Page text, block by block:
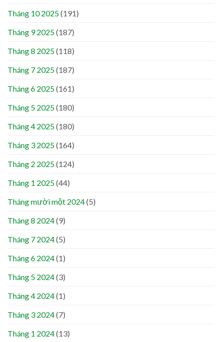
Tháng 10 2025(191)
Tháng 9 2025(187)
Tháng 8 2025(118)
Tháng 7 2025(187)
Tháng 6 2025(161)
Tháng 5 2025(180)
Tháng 4 2025(180)
Tháng 3 2025(164)
Tháng 2 2025(124)
Tháng 1 2025(44)
Tháng mười một 2024(5)
Tháng 8 2024(9)
Tháng 7 2024(5)
Tháng 6 2024(1)
Tháng 5 2024(3)
Tháng 4 2024(1)
Tháng 3 2024(7)
Tháng 1 2024(13)